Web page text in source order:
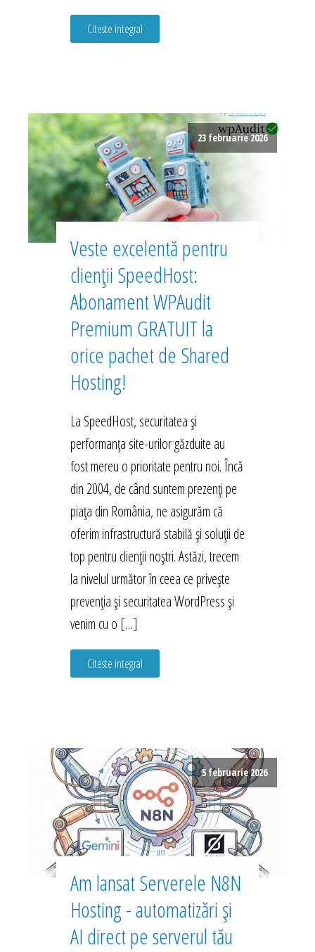
Citeste integral
23 februarie 2026
Veste excelentă pentru
clienții SpeedHost:
Abonament WPAudit
Premium GRATUIT la
orice pachet de Shared
Hosting!
La SpeedHost, securitatea și
performanța site-urilor găzduite au
fost mereu o prioritate pentru noi. Încă
din 2004, de când suntem prezenți pe
piața din România, ne asigurăm că
oferim infrastructură stabilă și soluții de
top pentru clienții noștri. Astăzi, trecem
la nivelul următor în ceea ce privește
prevenția și securitatea WordPress și
venim cu o […]
Citeste integral
5 februarie 2026
Am lansat Serverele N8N
Hosting - automatizări și
AI direct pe serverul tău